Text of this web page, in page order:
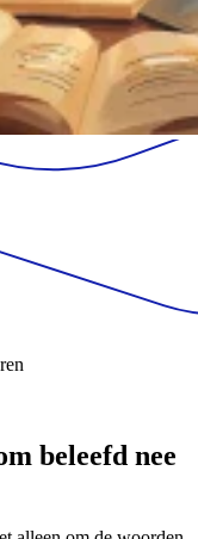
beleefd nee